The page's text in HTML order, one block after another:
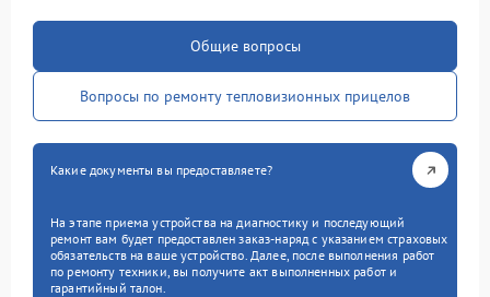
Общие вопросы
Вопросы по ремонту тепловизионных прицелов
Какие документы вы предоставляете?
На этапе приема устройства на диагностику и последующий
ремонт вам будет предоставлен заказ-наряд с указанием страховых
обязательств на ваше устройство. Далее, после выполнения работ
по ремонту техники, вы получите акт выполненных работ и
гарантийный талон.